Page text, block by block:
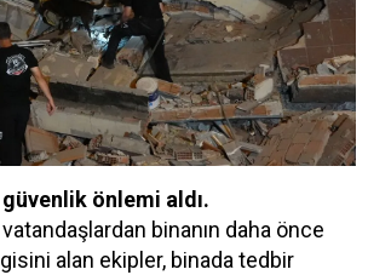
önlemi aldı.
binanın daha önce
alan ekipler, binada tedbir